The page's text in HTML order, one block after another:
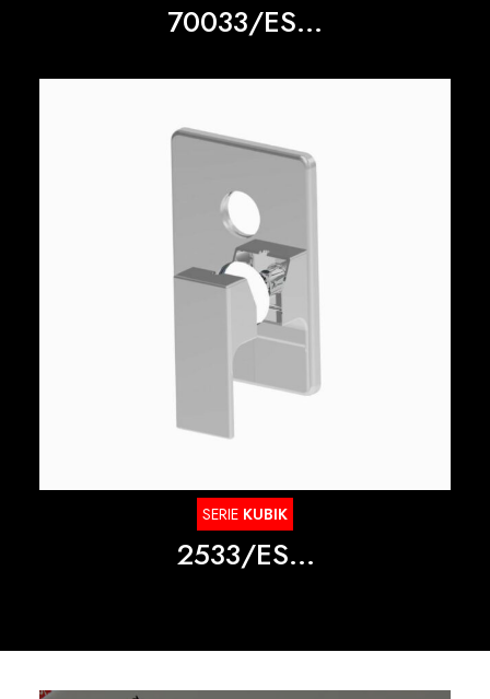
70033/ES...
SERIE KUBIK
2533/ES...